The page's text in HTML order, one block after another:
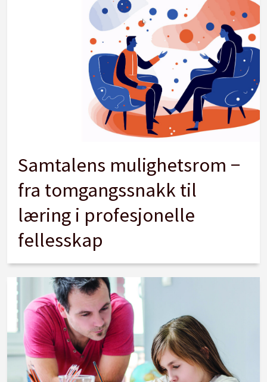
Samtalens mulighetsrom −
fra tomgangssnakk til
læring i profesjonelle
fellesskap